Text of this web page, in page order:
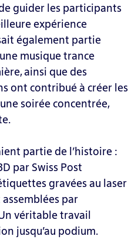
guider les participants
expérience
également partie
musique trance
ainsi que des
ont contribué à créer les
soirée concentrée,
partie de l’histoire :
par Swiss Post
gravées au laser
par
véritable travail
jusqu’au podium.